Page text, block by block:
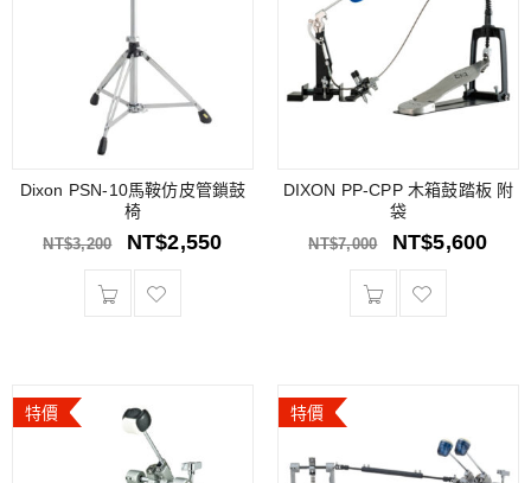
Dixon PSN-10馬鞍仿皮管鎖鼓
椅
NT$3,200 NT$2,550
DIXON PP-CPP 木箱鼓踏板 附
袋
NT$7,000 NT$5,600
特價 特價